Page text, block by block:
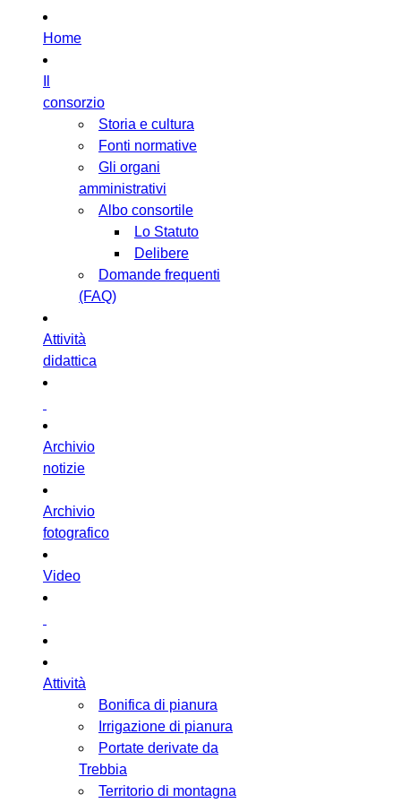
Home
consorzio
Storia e cultura
Fonti normative
Gli organi
amministrativi
Albo consortile
Lo Statuto
Delibere
Domande frequenti
(FAQ)
Attività
didattica
Archivio
notizie
Archivio
fotografico
Video
Attività
Bonifica di pianura
Irrigazione di pianura
Portate derivate da
Trebbia
Territorio di montagna